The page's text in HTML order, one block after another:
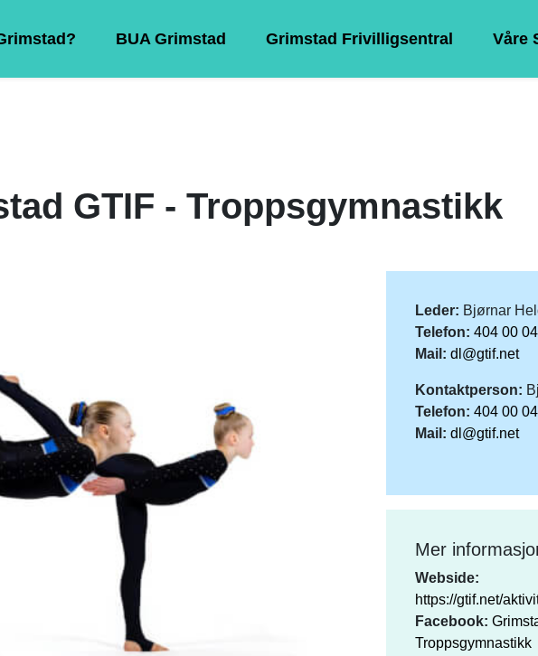
BUA Grimstad Grimstad Frivilligsentral Våre
GTIF - Troppsgymnastikk
Leder: Bjørnar
Telefon: 404 00
Mail: dl@gtif.net
Kontaktperson:
Telefon: 404 00
Mail: dl@gtif.net
Mer
Webside:
https://gtif.net/
Facebook:
Troppsgymnastikk